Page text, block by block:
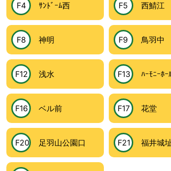
F4 ｻﾝﾄﾞｰﾑ西 F5 西鯖江
F8 神明 F9 鳥羽中
F12 浅水 F13 ﾊｰﾓﾆｰﾎｰ
F16 ベル前 F17 花堂
F20 足羽山公園口 F21 福井城